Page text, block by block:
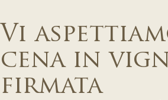
Vi
cena in
firmata